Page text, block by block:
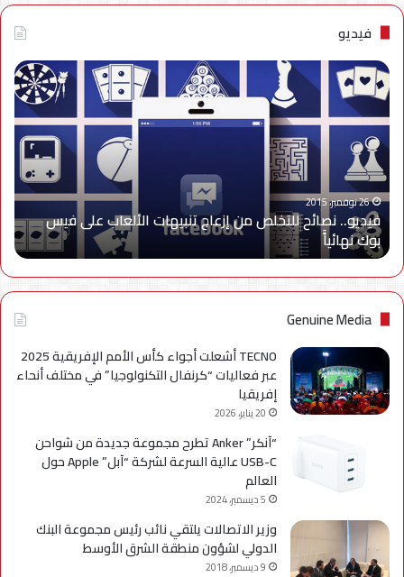
فيديو
فيديو..
نصائح
للتخلص
من
إزعاج
تنبيهات
الألعاب
على
فيس
بوك
نهائياًَ
26 نوفمبر، 2015
فيديو.. نصائح للتخلص من إزعاج تنبيهات الألعاب على فيس
بوك نهائياًَ
Genuine Media
TECNO أشعلت أجواء كأس الأمم الإفريقية 2025
عبر فعاليات “كرنفال التكنولوجيا” في مختلف أنحاء
إفريقيا
20 يناير، 2026
“آنكر” Anker تطرح مجموعة جديدة من شواحن
USB-C عالية السرعة لشركة “آبل” Apple حول
العالم
5 ديسمبر، 2024
وزير الاتصالات يلتقي نائب رئيس مجموعة البنك
الدولي لشؤون منطقة الشرق الأوسط
9 ديسمبر، 2018